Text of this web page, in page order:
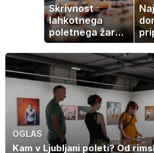
Skrivnost
lahkotnega
poletnega žara,
po katerem ne
boste
potrebovali
popoldanskega
spanca
je
OGLAS
Kam v Ljubljani poleti? Od